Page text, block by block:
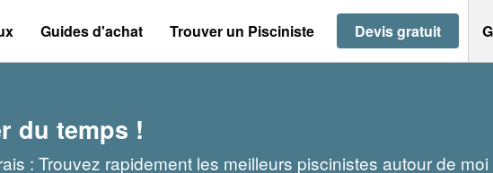
Guides d'achat Trouver un Pisciniste Devis gratuit
du temps !
: Trouvez rapidement les meilleurs piscinistes autour de moi